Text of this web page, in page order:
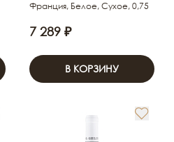
Франция, Белое, Сухое, 0,75
7 289 ₽
В КОРЗИНУ